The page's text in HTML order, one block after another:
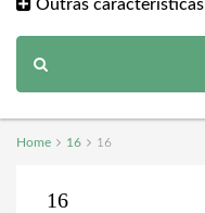
Outras características
Home 16 16
16